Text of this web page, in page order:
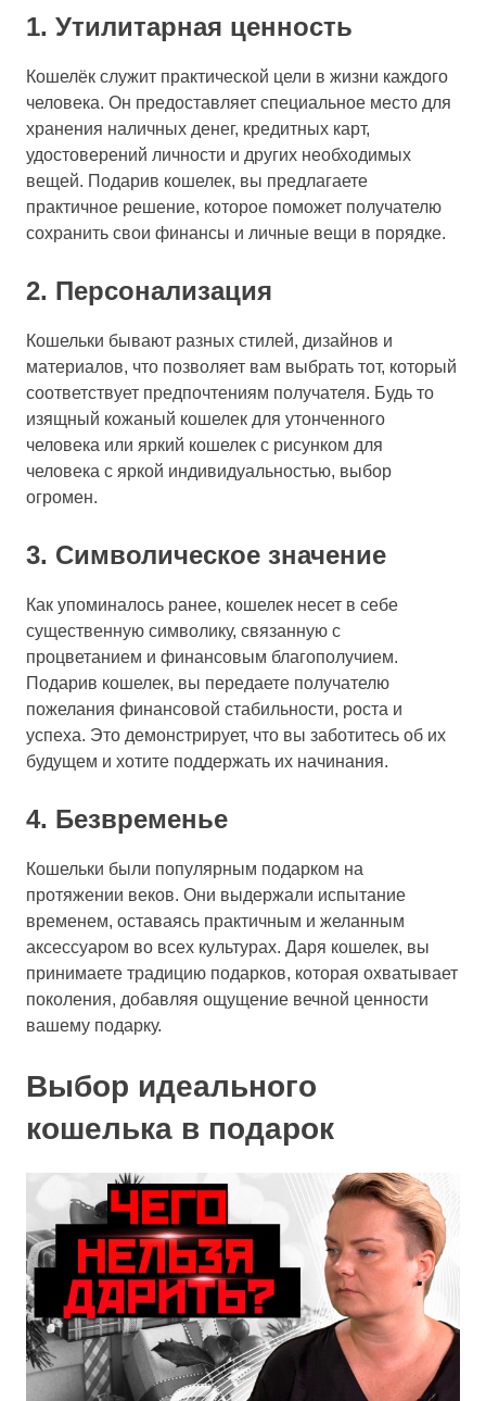
1. Утилитарная ценность
Кошелёк служит практической цели в жизни каждого
человека. Он предоставляет специальное место для
хранения наличных денег, кредитных карт,
удостоверений личности и других необходимых
вещей. Подарив кошелек, вы предлагаете
практичное решение, которое поможет получателю
сохранить свои финансы и личные вещи в порядке.
2. Персонализация
Кошельки бывают разных стилей, дизайнов и
материалов, что позволяет вам выбрать тот, который
соответствует предпочтениям получателя. Будь то
изящный кожаный кошелек для утонченного
человека или яркий кошелек с рисунком для
человека с яркой индивидуальностью, выбор
огромен.
3. Символическое значение
Как упоминалось ранее, кошелек несет в себе
существенную символику, связанную с
процветанием и финансовым благополучием.
Подарив кошелек, вы передаете получателю
пожелания финансовой стабильности, роста и
успеха. Это демонстрирует, что вы заботитесь об их
будущем и хотите поддержать их начинания.
4. Безвременье
Кошельки были популярным подарком на
протяжении веков. Они выдержали испытание
временем, оставаясь практичным и желанным
аксессуаром во всех культурах. Даря кошелек, вы
принимаете традицию подарков, которая охватывает
поколения, добавляя ощущение вечной ценности
вашему подарку.
Выбор идеального
кошелька в подарок